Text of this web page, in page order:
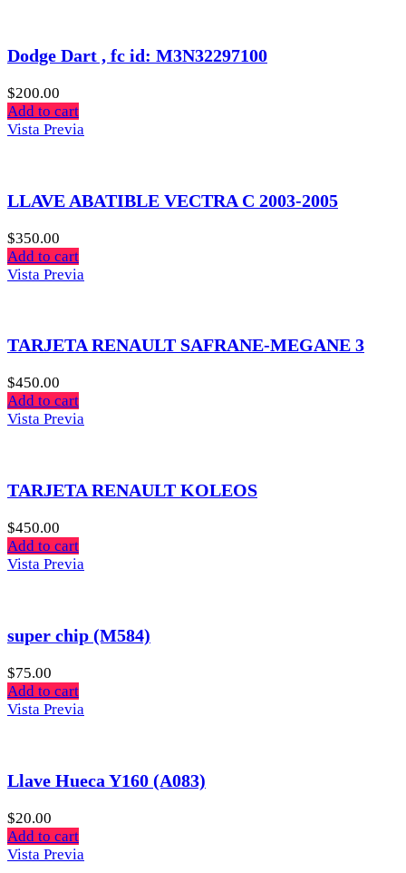
Dodge Dart , fc id: M3N32297100
$200.00
Add to cart
Vista Previa
LLAVE ABATIBLE VECTRA C 2003-2005
$350.00
Add to cart
Vista Previa
TARJETA RENAULT SAFRANE-MEGANE 3
$450.00
Add to cart
Vista Previa
TARJETA RENAULT KOLEOS
$450.00
Add to cart
Vista Previa
super chip (M584)
$75.00
Add to cart
Vista Previa
Llave Hueca Y160 (A083)
$20.00
Add to cart
Vista Previa